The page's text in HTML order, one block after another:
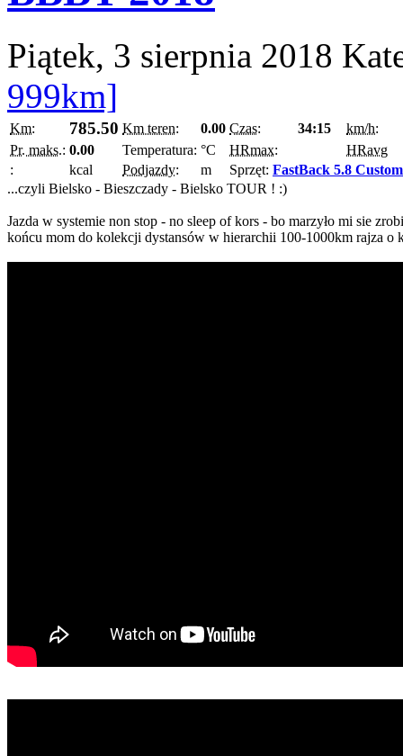
Piątek, 3 sierpnia 2018
999km]
Km: 785.50 Km teren: 0.00 Czas: 34:15
km/h:
Pr. maks.: 0.00 Temperatura: °C HRmax:
HRavg
:
kcal Podjazdy: m Sprzęt: FastBack 5.8 Custom
...czyli Bielsko - Bieszczady - Bielsko TOUR ! :)
Jazda w systemie non stop - no sleep of kors - bo marzyło mi sie
końcu mom do kolekcji dystansów w hierarchii 100-1000km rajza o